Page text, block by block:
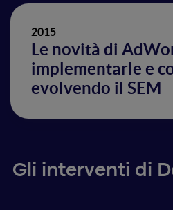
2015
Le novità di
implementarle e
evolvendo il SEM
Gli interventi di